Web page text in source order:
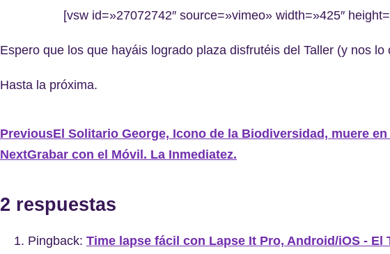
[vsw id=»27072742″ source=»vimeo» width=»425″
Espero que los que hayáis logrado plaza disfrutéis del Taller (y nos lo
Hasta la próxima.
PreviousEl Solitario George, Icono de la Biodiversidad, muere
NextGrabar con el Móvil. La Inmediatez.
2 respuestas
Pingback: Time lapse fácil con Lapse It Pro, Android/iOS - El